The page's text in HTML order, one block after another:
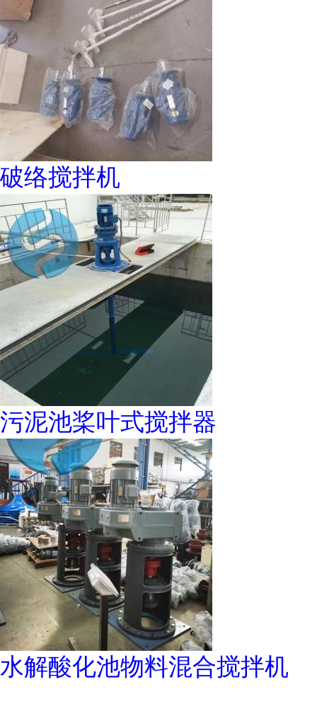
破络搅拌机
污泥池桨叶式搅拌器
水解酸化池物料混合搅拌机